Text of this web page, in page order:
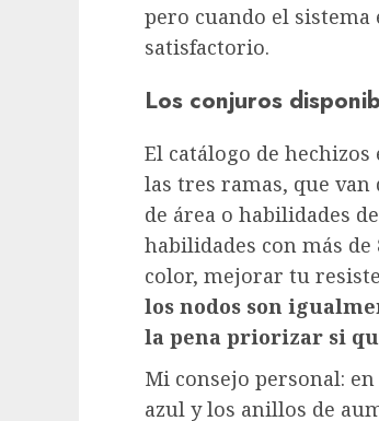
pero cuando el
satisfactorio.
Los conjuros
El catálogo de
las tres ramas, que van
de área o habilidades
habilidades con más
color, mejorar tu
los nodos son
la pena priorizar si
Mi consejo personal:
azul y los anillos de